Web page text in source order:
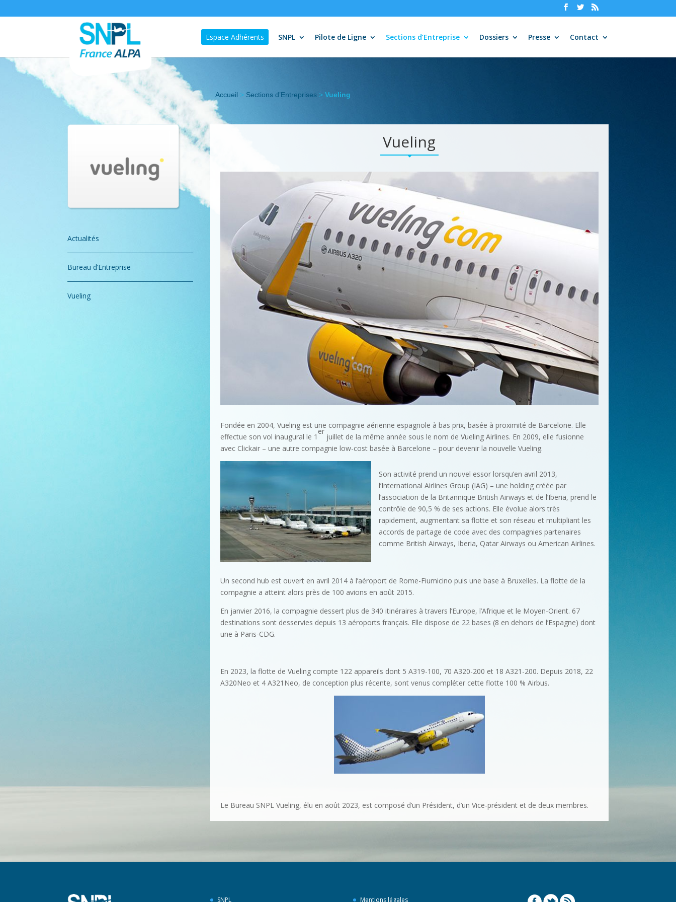
Espace Adhérents SNPL Pilote de Ligne Sections d’Entreprise Dossiers Presse Contact
Accueil > Sections d’Entreprises > Vueling
Actualités
Bureau d’Entreprise
Vueling
Vueling
Fondée en 2004, Vueling est une compagnie aérienne espagnole à bas prix, basée à proximité de Barcelone. Elle
effectue son vol inaugural le 1
er
juillet de la même année sous le nom de Vueling Airlines. En 2009, elle fusionne
avec Clickair – une autre compagnie low-cost basée à Barcelone – pour devenir la nouvelle Vueling.
Son activité prend un nouvel essor lorsqu’en avril 2013,
l’International Airlines Group (IAG) – une holding créée par
l’association de la Britannique British Airways et de l’Iberia, prend le
contrôle de 90,5 % de ses actions. Elle évolue alors très
rapidement, augmentant sa flotte et son réseau et multipliant les
accords de partage de code avec des compagnies partenaires
comme British Airways, Iberia, Qatar Airways ou American Airlines.
Un second hub est ouvert en avril 2014 à l’aéroport de Rome-Fiumicino puis une base à Bruxelles. La flotte de la
compagnie a atteint alors près de 100 avions en août 2015.
En janvier 2016, la compagnie dessert plus de 340 itinéraires à travers l’Europe, l’Afrique et le Moyen-Orient. 67
destinations sont desservies depuis 13 aéroports français. Elle dispose de 22 bases (8 en dehors de l’Espagne) dont
une à Paris-CDG.
En 2023, la flotte de Vueling compte 122 appareils dont 5 A319-100, 70 A320-200 et 18 A321-200. Depuis 2018, 22
A320Neo et 4 A321Neo, de conception plus récente, sont venus compléter cette flotte 100 % Airbus.
Le Bureau SNPL Vueling, élu en août 2023, est composé d’un Président, d’un Vice-président et de deux membres.
SNPL Mentions légales